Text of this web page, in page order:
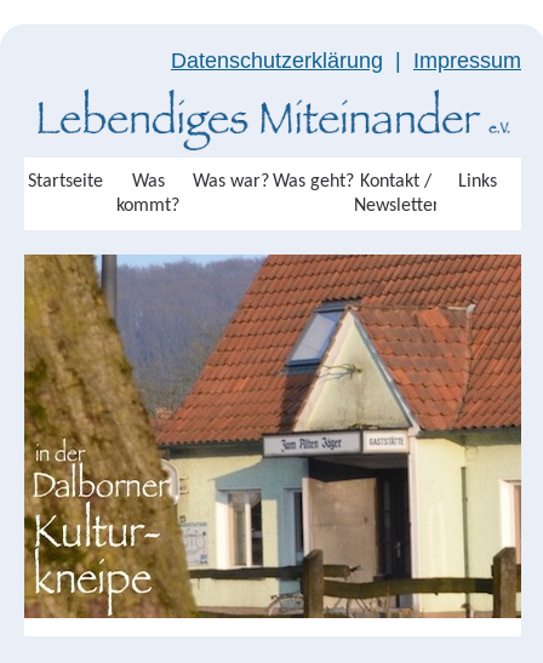
Datenschutzerklärung Impressum
Startseite
Was
kommt?
Was war? Was geht? Kontakt /
Newsletter
Links